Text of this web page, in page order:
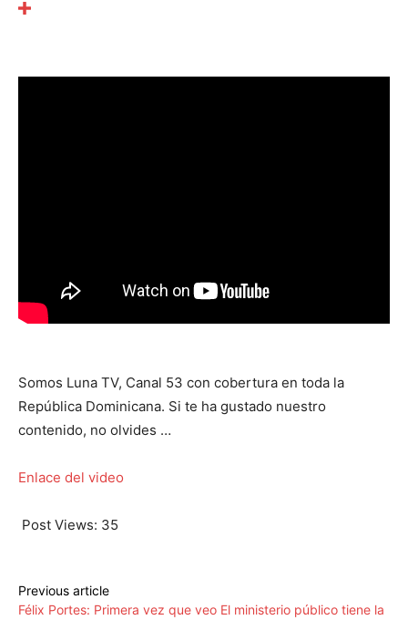
Somos Luna TV, Canal 53 con cobertura en toda la
República Dominicana. Si te ha gustado nuestro
contenido, no olvides …
Enlace del video
Post Views: 35
Previous article
Félix Portes: Primera vez que veo El ministerio público tiene la